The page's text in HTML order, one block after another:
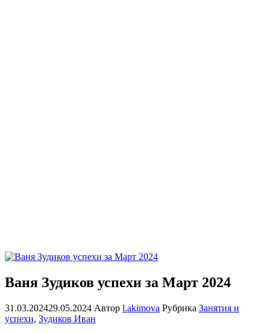
Ваня Зудиков успехи за Март 2024
31.03.202429.05.2024 Автор l.akimova Рубрика Занятия и
успехи, Зудиков Иван